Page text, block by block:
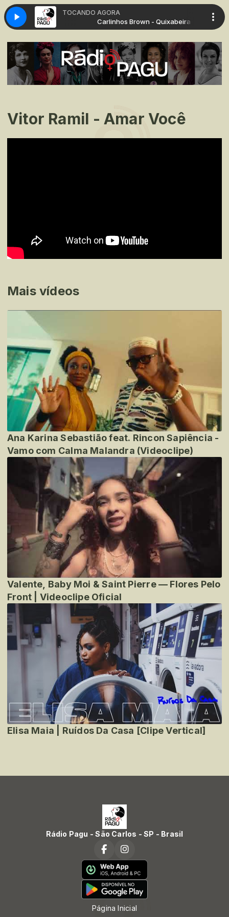
TOCANDO AGORA
- Quixabeira Carlinhos Brown - Quixabeira
Vitor Ramil - Amar Você
Mais vídeos
Ana Karina Sebastião feat. Rincon Sapiência -
Vamo com Calma Malandra (Videoclipe)
Valente, Baby Moi & Saint Pierre — Flores Pelo
Front | Videoclipe Oficial
Elisa Maia | Ruídos Da Casa [Clipe Vertical]
Rádio Pagu - São Carlos - SP - Brasil
Página Inicial